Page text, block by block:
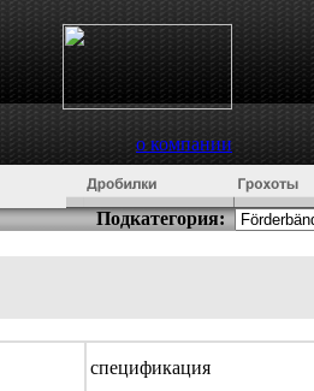
о компании
Подкатегория:
спецификация